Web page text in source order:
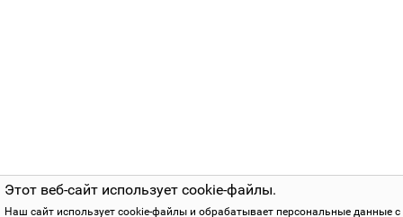
Этот веб-сайт использует cookie-файлы.
Наш сайт использует cookie-файлы и обрабатывает персональные данные с